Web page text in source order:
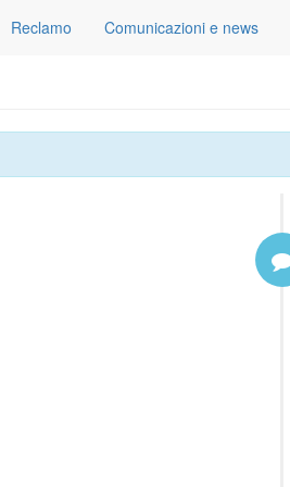
Reclamo Comunicazioni e news